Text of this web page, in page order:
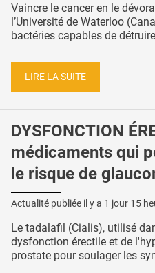
Vaincre le cancer en le
l’Université de Waterloo
bactéries capables de
LIRE LA SUITE
DYSFONCTION
médicaments qui
le risque de
Actualité publiée il y a 1 jour 15
Le tadalafil (Cialis), utilisé
dysfonction érectile et de
prostate pour soulager les